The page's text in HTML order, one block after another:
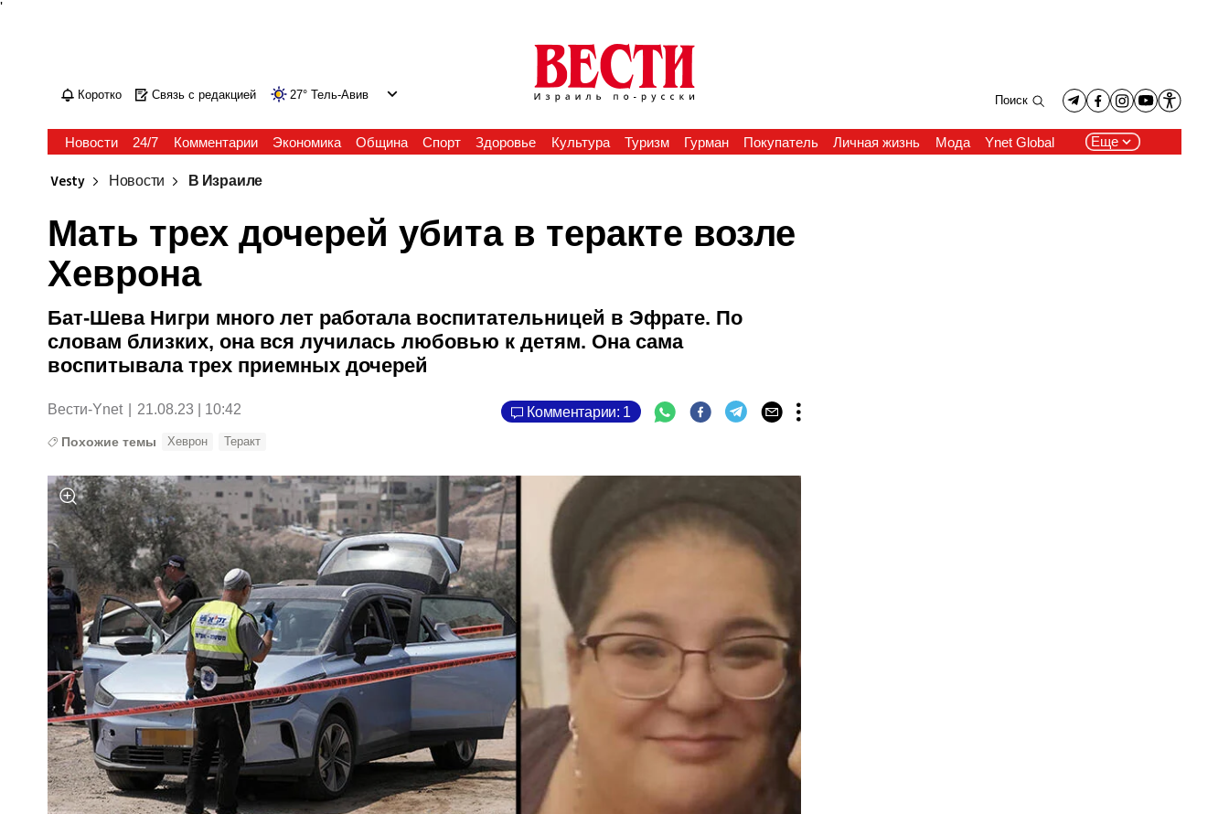
'
Коротко Связь с редакцией 27° Тель-Авив Поиск
Новости 24/7 Комментарии Экономика Община Спорт Здоровье Культура Туризм Гурман Покупатель Личная жизнь Мода Ynet Global Еще
Vesty Новости В Израиле
Мать трех дочерей убита в теракте возле
Хеврона
Бат-Шева Нигри много лет работала воспитательницей в Эфрате. По
словам близких, она вся лучилась любовью к детям. Она сама
воспитывала трех приемных дочерей
Вести-Ynet 21.08.23 | 10:42 Комментарии: 1
Похожие темы Хеврон Теракт